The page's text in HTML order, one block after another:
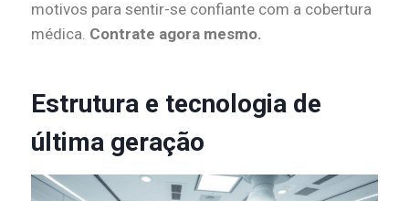
motivos para sentir-se confiante com a cobertura
médica. Contrate agora mesmo.
Estrutura e tecnologia de
última geração